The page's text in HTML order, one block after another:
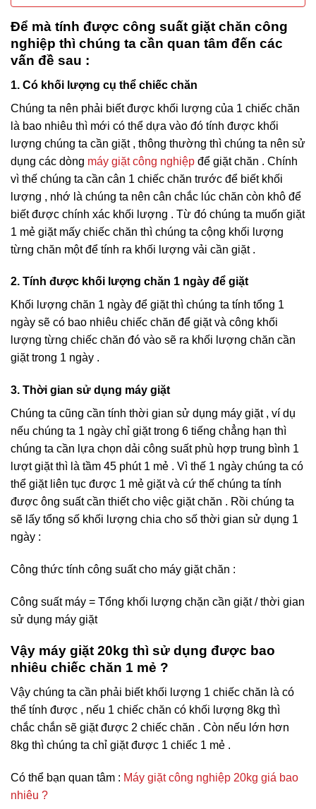
Để mà tính được công suất giặt chăn công
nghiệp thì chúng ta cần quan tâm đến các
vấn đề sau :
1. Có khối lượng cụ thể chiếc chăn
Chúng ta nên phải biết được khối lượng của 1 chiếc chăn
là bao nhiêu thì mới có thể dựa vào đó tính được khối
lượng chúng ta cần giặt , thông thường thì chúng ta nên sử
dụng các dòng máy giặt công nghiệp để giặt chăn . Chính
vì thế chúng ta cần cân 1 chiếc chăn trước để biết khối
lượng , nhớ là chúng ta nên cân chắc lúc chăn còn khô để
biết được chính xác khối lượng . Từ đó chúng ta muốn giặt
1 mẻ giặt mấy chiếc chăn thì chúng ta cộng khối lượng
từng chăn một để tính ra khối lượng vải cần giặt .
2. Tính được khối lượng chăn 1 ngày để giặt
Khối lượng chăn 1 ngày để giặt thì chúng ta tính tổng 1
ngày sẽ có bao nhiêu chiếc chăn để giặt và công khối
lượng từng chiếc chăn đó vào sẽ ra khối lượng chăn cần
giặt trong 1 ngày .
3. Thời gian sử dụng máy giặt
Chúng ta cũng cần tính thời gian sử dụng máy giặt , ví dụ
nếu chúng ta 1 ngày chỉ giặt trong 6 tiếng chẳng hạn thì
chúng ta cần lựa chọn dải công suất phù hợp trung bình 1
lượt giặt thì là tầm 45 phút 1 mẻ . Vì thế 1 ngày chúng ta có
thể giặt liên tục được 1 mẻ giặt và cứ thế chúng ta tính
được ông suất cần thiết cho việc giặt chăn . Rồi chúng ta
sẽ lấy tổng số khối lượng chia cho số thời gian sử dụng 1
ngày :
Công thức tính công suất cho máy giặt chăn :
Công suất máy = Tổng khối lượng chặn cần giặt / thời gian
sử dụng máy giặt
Vậy máy giặt 20kg thì sử dụng được bao
nhiêu chiếc chăn 1 mẻ ?
Vậy chúng ta cần phải biết khối lượng 1 chiếc chăn là có
thể tính được , nếu 1 chiếc chăn có khối lượng 8kg thì
chắc chắn sẽ giặt được 2 chiếc chăn . Còn nếu lớn hơn
8kg thì chúng ta chỉ giặt được 1 chiếc 1 mẻ .
Có thể bạn quan tâm : Máy giặt công nghiệp 20kg giá bao
nhiêu ?